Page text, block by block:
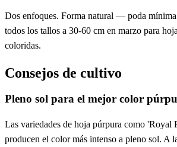
Dos enfoques. Forma natural — poda
todos los tallos a 30-60 cm en marzo para
coloridas.
Consejos de cultivo
Pleno sol para el mejor color
Las variedades de hoja púrpura como 'Royal
producen el color más intenso a pleno sol. A